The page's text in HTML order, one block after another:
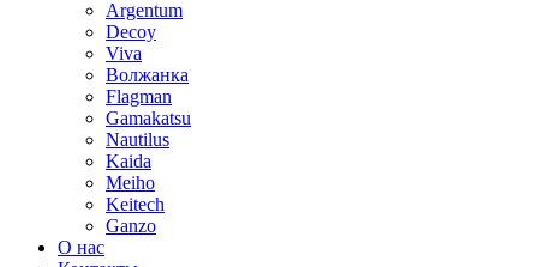
Argentum
Decoy
Viva
Волжанка
Flagman
Gamakatsu
Nautilus
Kaida
Meiho
Keitech
Ganzo
О нас